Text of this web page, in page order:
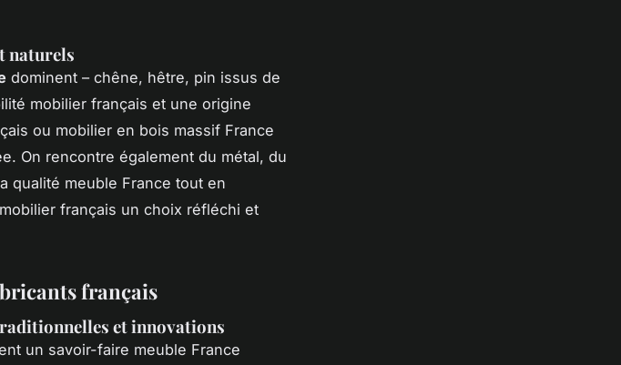
naturels
dominent – chêne, hêtre, pin issus de
mobilier français et une origine
ou mobilier en bois massif France
On rencontre également du métal, du
qualité meuble France tout en
français un choix réfléchi et
français
et innovations
un savoir-faire meuble France